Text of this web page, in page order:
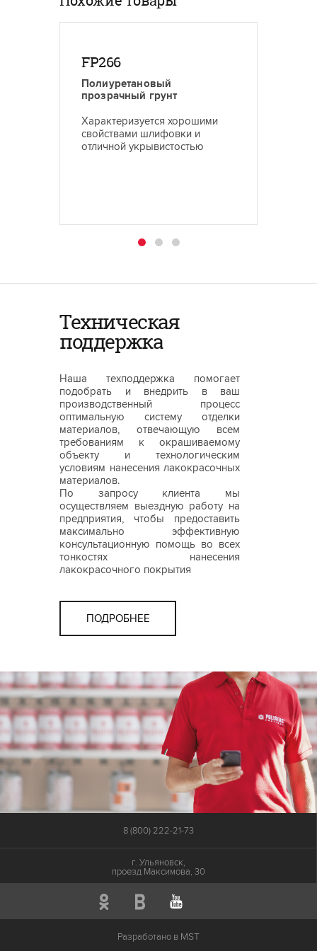
FP266
Полиуретановый
прозрачный грунт
Характеризуется хорошими
свойствами шлифовки и
отличной укрывистостью
Техническая
поддержка
Наша техподдержка помогает
подобрать и внедрить в ваш
производственный процесс
оптимальную систему отделки
материалов, отвечающую всем
требованиям к окрашиваемому
объекту и технологическим
условиям нанесения лакокрасочных
материалов.
По запросу клиента мы
осуществляем выездную работу на
предприятия, чтобы предоставить
максимально эффективную
консультационную помощь во всех
тонкостях нанесения
лакокрасочного покрытия
ПОДРОБНЕЕ
8 (800) 222-21-73
г. Ульяновск,
проезд Максимова, 30
Разработано в MST